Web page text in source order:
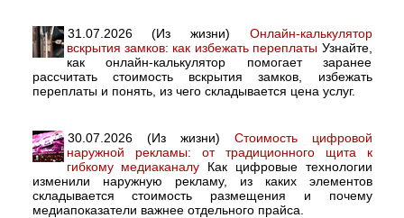
31.07.2026 (Из жизни) Онлайн-калькулятор
вскрытия замков: как избежать переплаты Узнайте,
как онлайн-калькулятор помогает заранее
рассчитать стоимость вскрытия замков, избежать
переплаты и понять, из чего складывается цена услуг.
30.07.2026 (Из жизни) Стоимость цифровой
наружной рекламы: от традиционного щита к
гибкому медиаканалу Как цифровые технологии
изменили наружную рекламу, из каких элементов
складывается стоимость размещения и почему
медиапоказатели важнее отдельного прайса.